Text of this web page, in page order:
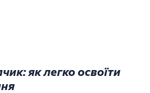
як легко освоїти